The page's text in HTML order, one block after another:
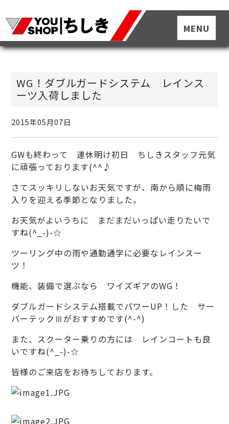
WG！ダブルガードシステム レインス
ーツ入荷しました
2015年05月07日
GWも終わって 連休明け初日 ちしきスタッフ元気
に頑張っております(^^♪
さてスッキリしないお天気ですが、南から順に梅雨
入りを迎える季節となりました。
お天気がよいうちに まだまだいっぱい走りたいで
すね(^_-)-☆
ツーリング中の雨や通勤通学に必要なレインスー
ツ！
機能、装備で選ぶなら ワイズギアのWG！
ダブルガードシステム搭載でパワーUP！した サー
バーテックⅢがおすすめです(^-^)
また、スクーター乗りの方には レインコートも良
いですね(^_-)-☆
皆様のご来店をお待ちしております。